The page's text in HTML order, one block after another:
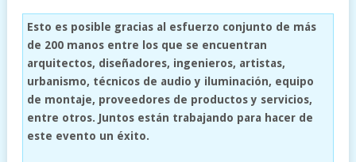
Esto es posible gracias al esfuerzo conjunto de más
de 200 manos entre los que se encuentran
arquitectos, diseñadores, ingenieros, artistas,
urbanismo, técnicos de audio y iluminación, equipo
de montaje, proveedores de productos y servicios,
entre otros. Juntos están trabajando para hacer de
este evento un éxito.